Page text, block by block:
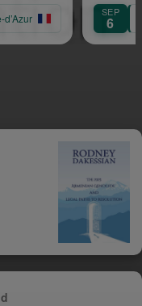
Provence-Alpes-Côte-